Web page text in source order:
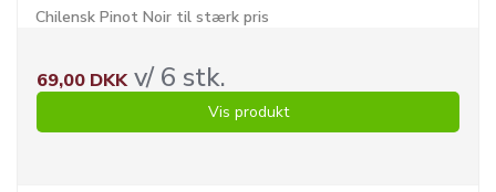
Chilensk Pinot Noir til stærk pris
69,00 DKKv/ 6 stk.
Vis produkt